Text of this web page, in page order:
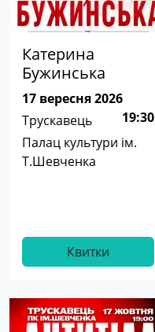
Катерина
Бужинська
17 вересня 2026
19:30
Трускавець
Палац культури ім.
Т.Шевченка
Квитки